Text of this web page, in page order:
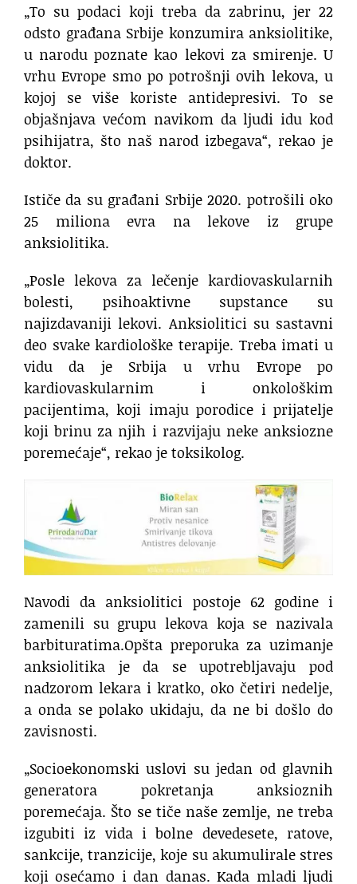
„To su podaci koji treba da zabrinu, jer 22
odsto građana Srbije konzumira anksiolitike,
u narodu poznate kao lekovi za smirenje. U
vrhu Evrope smo po potrošnji ovih lekova, u
kojoj se više koriste antidepresivi. To se
objašnjava većom navikom da ljudi idu kod
psihijatra, što naš narod izbegava“, rekao je
doktor.
Ističe da su građani Srbije 2020. potrošili oko
25 miliona evra na lekove iz grupe
anksiolitika.
„Posle lekova za lečenje kardiovaskularnih
bolesti, psihoaktivne supstance su
najizdavaniji lekovi. Anksiolitici su sastavni
deo svake kardiološke terapije. Treba imati u
vidu da je Srbija u vrhu Evrope po
kardiovaskularnim i onkološkim
pacijentima, koji imaju porodice i prijatelje
koji brinu za njih i razvijaju neke anksiozne
poremećaje“, rekao je toksikolog.
Navodi da anksiolitici postoje 62 godine i
zamenili su grupu lekova koja se nazivala
barbituratima.Opšta preporuka za uzimanje
anksiolitika je da se upotrebljavaju pod
nadzorom lekara i kratko, oko četiri nedelje,
a onda se polako ukidaju, da ne bi došlo do
zavisnosti.
„Socioekonomski uslovi su jedan od glavnih
generatora pokretanja anksioznih
poremećaja. Što se tiče naše zemlje, ne treba
izgubiti iz vida i bolne devedesete, ratove,
sankcije, tranzicije, koje su akumulirale stres
koji osećamo i dan danas. Kada mladi ljudi